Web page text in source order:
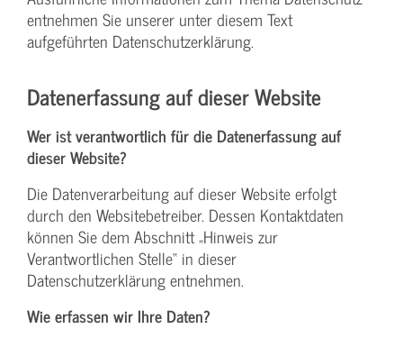
entnehmen Sie unserer unter diesem Text
aufgeführten Datenschutzerklärung.
Datenerfassung auf dieser Website
Wer ist verantwortlich für die Datenerfassung auf
dieser Website?
Die Datenverarbeitung auf dieser Website erfolgt
durch den Websitebetreiber. Dessen Kontaktdaten
können Sie dem Abschnitt „Hinweis zur
Verantwortlichen Stelle“ in dieser
Datenschutzerklärung entnehmen.
Wie erfassen wir Ihre Daten?